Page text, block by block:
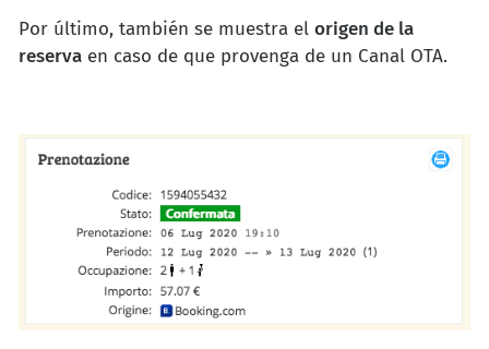
Por último, también se muestra el origen de la
reserva en caso de que provenga de un Canal OTA.